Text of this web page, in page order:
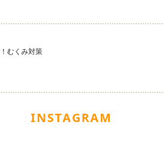
むくみ対策
INSTAGRAM